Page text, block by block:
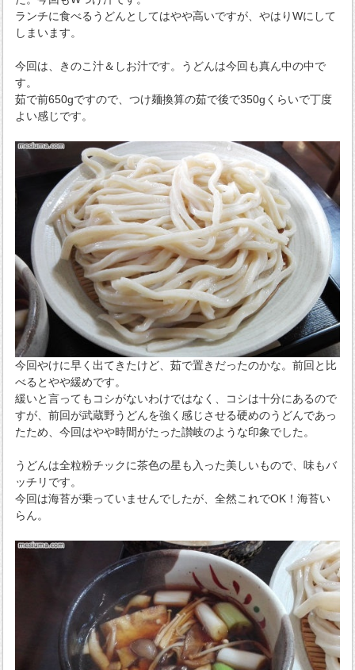
ランチに食べるうどんとしてはやや高いですが、やはりWにして
しまいます。
今回は、きのこ汁＆しお汁です。うどんは今回も真ん中の中で
す。
茹で前650gですので、つけ麺換算の茹で後で350gくらいで丁度
よい感じです。
今回やけに早く出てきたけど、茹で置きだったのかな。前回と比
べるとやや緩めです。
緩いと言ってもコシがないわけではなく、コシは十分にあるので
すが、前回が武蔵野うどんを強く感じさせる硬めのうどんであっ
たため、今回はやや時間がたった讃岐のような印象でした。
うどんは全粒粉チックに茶色の星も入った美しいもので、味もバ
ッチリです。
今回は海苔が乗っていませんでしたが、全然これでOK！海苔い
らん。